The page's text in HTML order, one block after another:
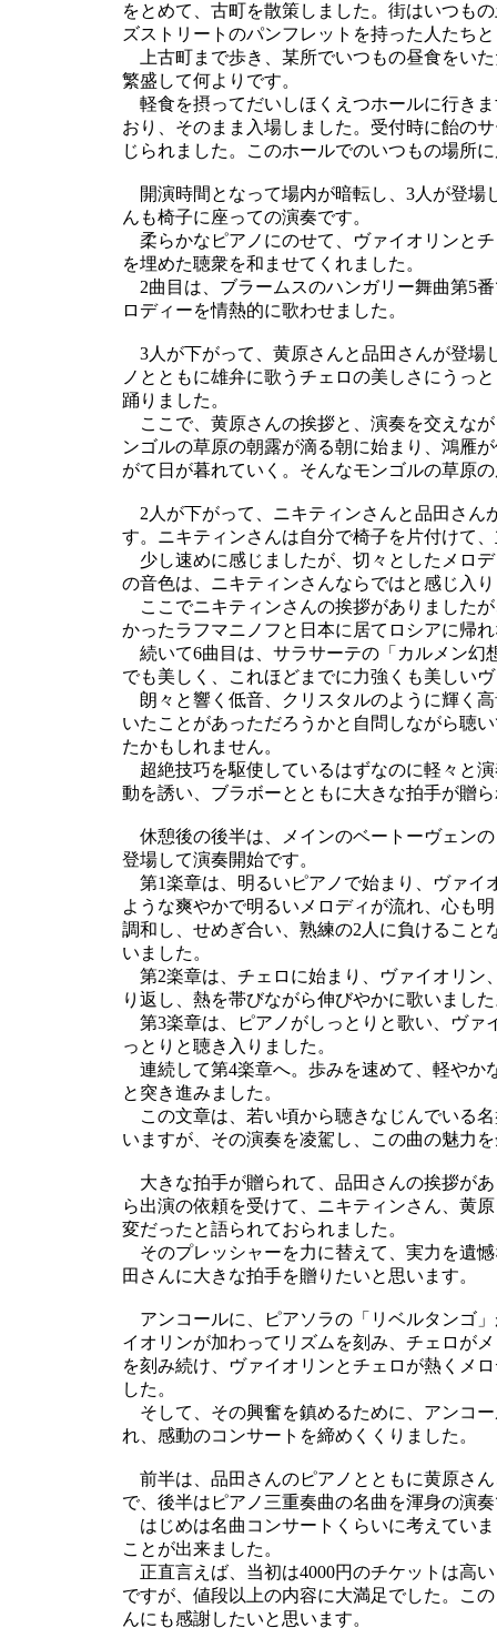
をとめて、古町を散策しました。街はいつも
ズストリートのパンフレットを持った人たち
上古町まで歩き、某所でいつもの昼食をい
繁盛して何よりです。
軽食を摂ってだいしほくえつホールに行き
おり、そのまま入場しました。受付時に飴の
じられました。このホールでのいつもの場所
開演時間となって場内が暗転し、3人が登場
んも椅子に座っての演奏です。
柔らかなピアノにのせて、ヴァイオリンと
を埋めた聴衆を和ませてくれました。
2曲目は、ブラームスのハンガリー舞曲第5
ロディーを情熱的に歌わせました。
3人が下がって、黄原さんと品田さんが登場
ノとともに雄弁に歌うチェロの美しさにうっ
踊りました。
ここで、黄原さんの挨拶と、演奏を交えな
ンゴルの草原の朝露が滴る朝に始まり、鴻雁
がて日が暮れていく。そんなモンゴルの草原
2人が下がって、ニキティンさんと品田さん
す。ニキティンさんは自分で椅子を片付けて
少し速めに感じましたが、切々としたメロ
の音色は、ニキティンさんならではと感じ入
ここでニキティンさんの挨拶がありました
かったラフマニノフと日本に居てロシアに帰
続いて6曲目は、サラサーテの「カルメン幻
でも美しく、これほどまでに力強くも美しい
朗々と響く低音、クリスタルのように輝く
いたことがあっただろうかと自問しながら聴
たかもしれません。
超絶技巧を駆使しているはずなのに軽々と
動を誘い、ブラボーとともに大きな拍手が贈
休憩後の後半は、メインのベートーヴェン
登場して演奏開始です。
第1楽章は、明るいピアノで始まり、ヴァイ
ような爽やかで明るいメロディが流れ、心も
調和し、せめぎ合い、熟練の2人に負けるこ
いました。
第2楽章は、チェロに始まり、ヴァイオリン
り返し、熱を帯びながら伸びやかに歌いまし
第3楽章は、ピアノがしっとりと歌い、ヴァ
っとりと聴き入りました。
連続して第4楽章へ。歩みを速めて、軽やか
と突き進みました。
この文章は、若い頃から聴きなじんでいる
いますが、その演奏を凌駕し、この曲の魅力
大きな拍手が贈られて、品田さんの挨拶が
ら出演の依頼を受けて、ニキティンさん、黄
変だったと語られておられました。
そのプレッシャーを力に替えて、実力を遺
田さんに大きな拍手を贈りたいと思います。
アンコールに、ピアソラの「リベルタンゴ
イオリンが加わってリズムを刻み、チェロが
を刻み続け、ヴァイオリンとチェロが熱くメ
した。
そして、その興奮を鎮めるために、アンコ
れ、感動のコンサートを締めくくりました。
前半は、品田さんのピアノとともに黄原さ
で、後半はピアノ三重奏曲の名曲を渾身の演
はじめは名曲コンサートくらいに考えてい
ことが出来ました。
正直言えば、当初は4000円のチケットは高
ですが、値段以上の内容に大満足でした。こ
んにも感謝したいと思います。